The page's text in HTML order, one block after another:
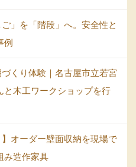
」を「階段」へ。安全性と
例
くり体験｜名古屋市立若宮
と木工ワークショップを行
】オーダー壁面収納を現場で
み造作家具